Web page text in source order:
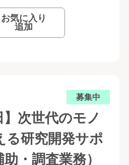
お気に入り
追加
募集中
】次世代のモノ
る研究開発サポ
・調査業務）